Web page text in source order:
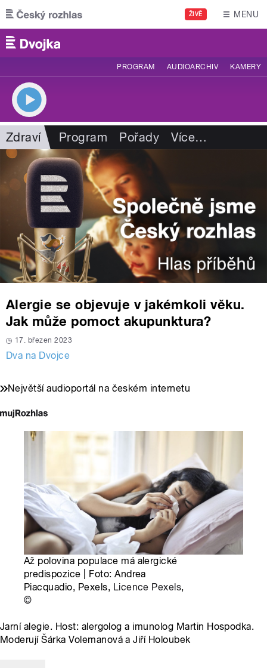
Přejít k hlavnímu obsahu
ŽIVĚ MENU
PROGRAM AUDIOARCHIV KAMERY
Zdraví Program Pořady Více…
Alergie se objevuje v jakémkoli věku.
Jak může pomoct akupunktura?
17. březen 2023
Dva na Dvojce
Největší audioportál na českém internetu
Až polovina populace má alergické
predispozice | Foto: Andrea
Piacquadio, Pexels, Licence Pexels,
©
Jarní alegie. Host: alergolog a imunolog Martin Hospodka.
Moderují Šárka Volemanová a Jiří Holoubek